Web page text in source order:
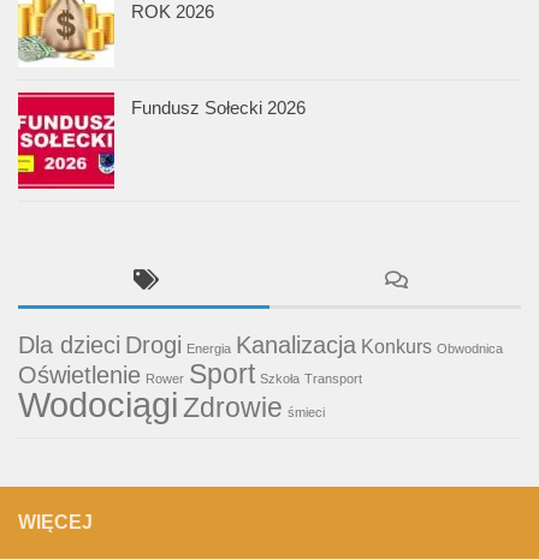
ROK 2026
Fundusz Sołecki 2026
Dla dzieci Drogi Energia Kanalizacja Konkurs Obwodnica
Oświetlenie Rower Sport Szkoła Transport
WodociągiZdrowie śmieci
WIĘCEJ